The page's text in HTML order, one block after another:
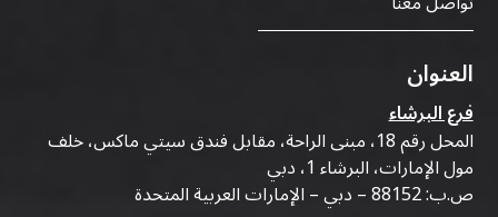
العنوان
فرع البرشاء
المحل رقم 18، مبنى الراحة، مقابل فندق سيتي ماكس، خلف
مول الإمارات، البرشاء 1، دبي
ص.ب: 88152 – دبي – الإمارات العربية المتحدة